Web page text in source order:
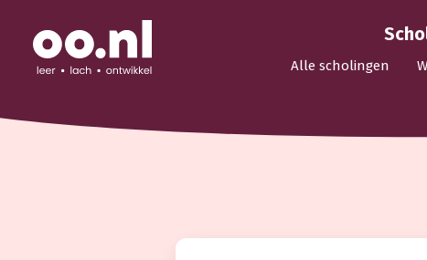
Alle scholingen